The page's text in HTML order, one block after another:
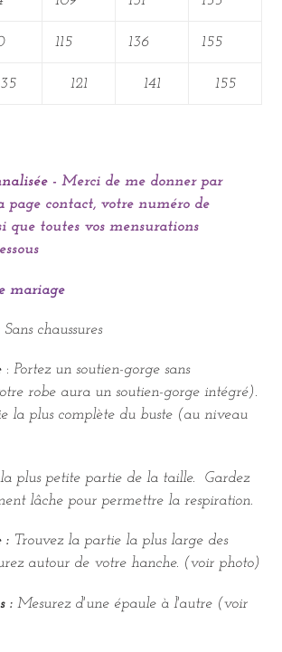
115 136 155
121 141 155
- Merci de me donner par
page contact, votre numéro de
que toutes vos mensurations
mariage
Sans chaussures
: Portez un soutien-gorge sans
robe aura un soutien-gorge intégré).
la plus complète du buste (au niveau
la plus petite partie de la taille. Gardez
lâche pour permettre la respiration.
: Trouvez la partie la plus large des
autour de votre hanche. (voir photo)
: Mesurez d'une épaule à l'autre (voir